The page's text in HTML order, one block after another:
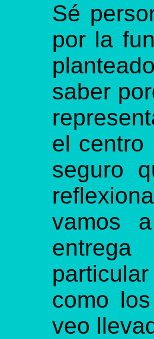
Sé
por la
saber
el centro
seguro
vamos
como
veo